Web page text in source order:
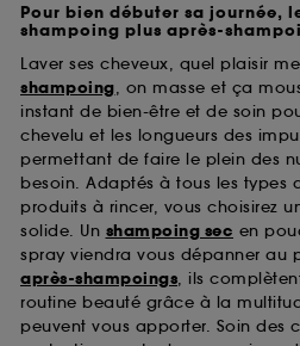
Pour bien débuter sa journée,
shampoing plus après-
Laver ses cheveux, quel plaisir
shampoing, on masse et ça
instant de bien-être et de soin
chevelu et les longueurs des
permettant de faire le plein des
besoin. Adaptés à tous les types
produits à rincer, vous choisirez
solide. Un shampoing sec en
spray viendra vous dépanner au
après-shampoings, ils
routine beauté grâce à la
peuvent vous apporter. Soin des